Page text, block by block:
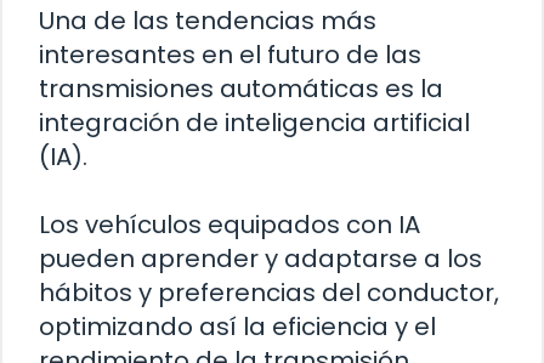
Una de las tendencias más
interesantes en el futuro de las
transmisiones automáticas es la
integración de inteligencia artificial
(IA).
Los vehículos equipados con IA
pueden aprender y adaptarse a los
hábitos y preferencias del conductor,
optimizando así la eficiencia y el